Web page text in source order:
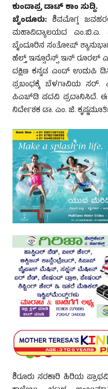
ಕುಂದಾಪ್ರ ಡಾಟ್ ಕಾಂ ಸುದ್ದಿ.
ಬೈಂದೂರು: ಶಿವಮೊಗ್ಗ
ಮಹಾವಿದ್ಯಾಲಯದ ಎಂ.ಬಿ.ಎ.
ಬೈಂದೂರಿನ ಸಂತೋಷ್
ಹೆಲ್ತ್ ಇನ್ಸೂರೆನ್ಸ್ ಇನ್ ರೂರಲ್
ದಕ್ಷಿಣ ಕನ್ನಡ ಎಂಡ್ ಉಡುಪಿ
ಪ್ರಬಂಧಕ್ಕೆ ಬೆಳಗಾವಿಯ ಸರ್.
ಪಿಎಚ್‌ಡಿ ಪದವಿ ಪ್ರದಾನಿಸಿದೆ.
ನಿರ್ದೇಶಕ ಡಾ. ಎಂ. ಜಿ.
ಶಿರೂರು ಸರಕಾರಿ ಹಿರಿಯ